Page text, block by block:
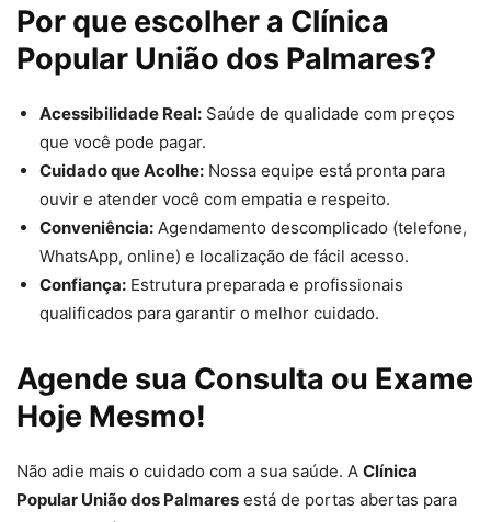
Por que escolher a Clínica
Popular União dos Palmares?
Acessibilidade Real: Saúde de qualidade com preços
que você pode pagar.
Cuidado que Acolhe: Nossa equipe está pronta para
ouvir e atender você com empatia e respeito.
Conveniência: Agendamento descomplicado (telefone,
WhatsApp, online) e localização de fácil acesso.
Confiança: Estrutura preparada e profissionais
qualificados para garantir o melhor cuidado.
Agende sua Consulta ou Exame
Hoje Mesmo!
Não adie mais o cuidado com a sua saúde. A Clínica
Popular União dos Palmares está de portas abertas para